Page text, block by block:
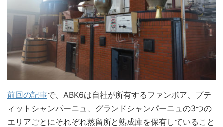
前回の記事で、ABK6は自社が所有するファンボア、プテ
ィットシャンパーニュ、グランドシャンパーニュの3つの
エリアごとにそれぞれ蒸留所と熟成庫を保有していること